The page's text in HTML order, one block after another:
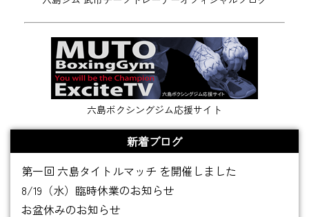
六島ボクシングジム応援サイト
新着ブログ
第一回 六島タイトルマッチ を開催しました
8/19（水）臨時休業のお知らせ
お盆休みのお知らせ